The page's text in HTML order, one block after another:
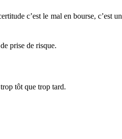
c’est le mal en bourse, c’est un
prise de risque.
tôt que trop tard.